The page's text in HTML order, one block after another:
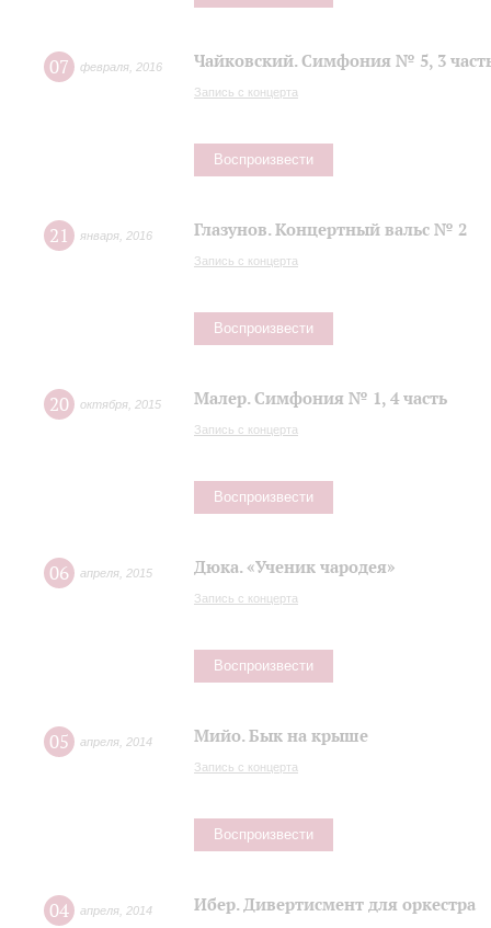
07 февраля 2016 Чайковский. Симфония № 5, 3
Запись с концерта
Воспроизвести
21 января 2016 Глазунов. Концертный вальс № 2
Запись с концерта
Воспроизвести
20 октября 2015 Малер. Симфония № 1, 4 часть
Запись с концерта
Воспроизвести
06 апреля 2015 Дюка. «Ученик чародея»
Запись с концерта
Воспроизвести
05 апреля 2014 Мийо. Бык на крыше
Запись с концерта
Воспроизвести
04 апреля 2014 Ибер. Дивертисмент для оркестра